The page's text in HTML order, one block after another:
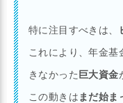
特に注目すべきは、
これにより、年金
きなかった巨大資金
この動きは まだ始ま